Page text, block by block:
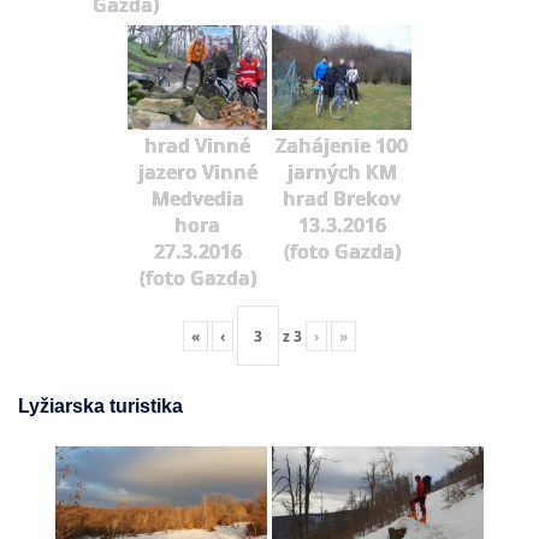
hrad Vinné
jazero Vinné
Medvedia
hora
27.3.2016
(foto Gazda)
Zahájenie 100
jarných KM
hrad Brekov
13.3.2016
(foto Gazda)
« ‹ z3 › »
Lyžiarska turistika